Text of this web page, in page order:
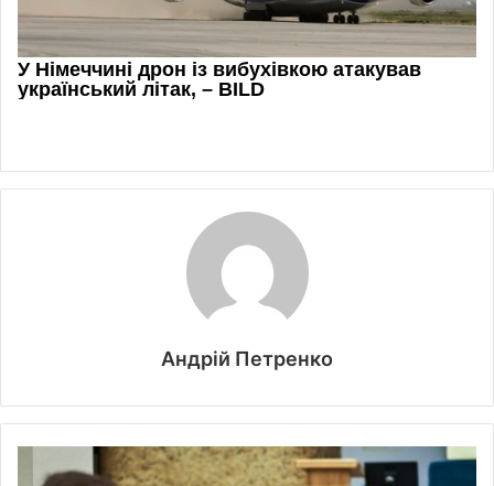
Андрій Петренко